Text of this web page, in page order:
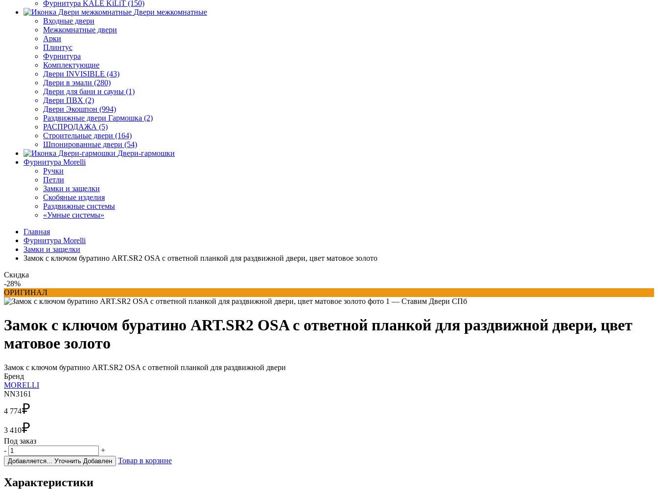
Фурнитура KALE KiLiT (150)
Двери межкомнатные
Входные двери
Межкомнатные двери
Арки
Плинтус
Фурнитура
Комплектующие
Двери INVISIBLE (43)
Двери в эмали (280)
Двери для бани и сауны (1)
Двери ПВХ (2)
Двери Экошпон (994)
Раздвижные двери Гармошка (2)
РАСПРОДАЖА (5)
Строительные двери (164)
Шпонированные двери (54)
Двери-гармошки
Фурнитура Morelli
Ручки
Петли
Замки и защелки
Скобяные изделия
Раздвижные системы
«Умные системы»
Главная
Фурнитура Morelli
Замки и защелки
Замок с ключом буратино ART.SR2 OSA с ответной планкой для раздвижной двери, цвет матовое золото
Скидка
-28%
ОРИГИНАЛ
Замок с ключом буратино ART.SR2 OSA с ответной планкой для раздвижной двери, цвет
матовое золото
Замок с ключом буратино ART.SR2 OSA с ответной планкой для раздвижной двери
Бренд
MORELLI
NN3161
4 774₽
3 410₽
Под заказ
-
+
Добавляется... Уточнить Добавлен Товар в корзине
Характеристики